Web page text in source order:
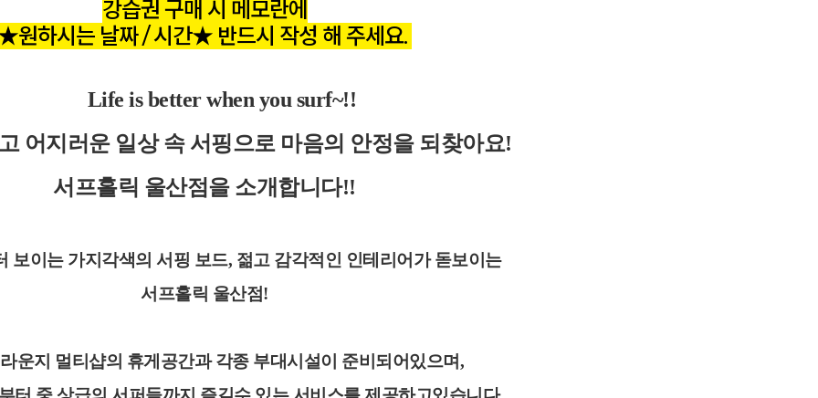
강습권 구매 시 메모란에
원하시는 날짜 / 시간★ 반드시 작성 해 주세요.
Life is better when you surf~!!
어지러운 일상 속 서핑으로 마음의 안정을 되찾아요!
서프홀릭 울산점을 소개합니다!!
보이는 가지각색의 서핑 보드, 젊고 감각적인 인테리어가 돋보이는
서프홀릭 울산점!
운지 멀티샵의 휴게공간과 각종 부대시설이 준비되어있으며,